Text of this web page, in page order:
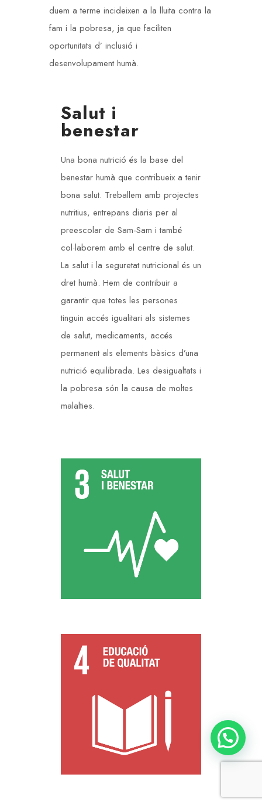
duem a terme incideixen a la lluita contra la
fam i la pobresa, ja que faciliten
oportunitats d’ inclusió i
desenvolupament humà.
Salut i
benestar
Una bona nutrició és la base del
benestar humà que contribueix a tenir
bona salut. Treballem amb projectes
nutritius, entrepans diaris per al
preescolar de Sam-Sam i també
col·laborem amb el centre de salut.
La salut i la seguretat nutricional és un
dret humà. Hem de contribuir a
garantir que totes les persones
tinguin accés igualitari als sistemes
de salut, medicaments, accés
permanent als elements bàsics d’una
nutrició equilibrada. Les desigualtats i
la pobresa són la causa de moltes
malalties.